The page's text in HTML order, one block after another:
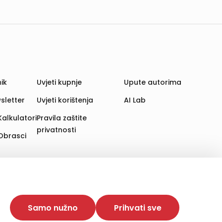
Time poboljšavamo korisničko iskustvo,
web stranica i uređaja u tu svrhu. Naši partneri
Opcija „Prihvati sve“ omogućuje postavljanje i
Samo nužno Prihvati sve
Uvjeti kupnje
Uvjeti korištenja
Pravila zaštite
privatnosti
Upute autorima
AI Lab